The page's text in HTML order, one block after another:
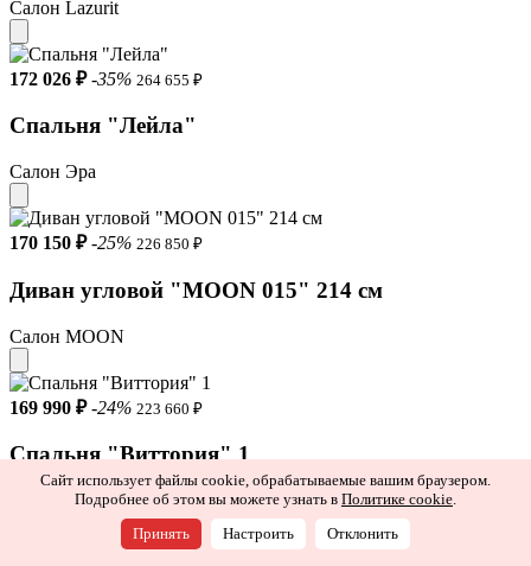
Салон Lazurit
172 026 ₽ -35% 264 655 ₽
Спальня "Лейла"
Салон Эра
170 150 ₽ -25% 226 850 ₽
Диван угловой "MOON 015" 214 см
Салон MOON
169 990 ₽ -24% 223 660 ₽
Спальня "Виттория" 1
Салон Lazurit
Сайт использует файлы cookie, обрабатываемые вашим браузером.
Подробнее об этом вы можете узнать в Политике cookie.
Принять Настроить Отклонить